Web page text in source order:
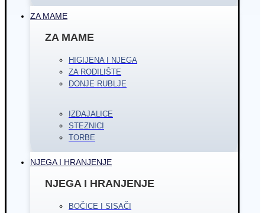
ZA MAME
ZA MAME
HIGIJENA I NJEGA
ZA RODILIŠTE
DONJE RUBLJE
IZDAJALICE
STEZNICI
TORBE
NJEGA I HRANJENJE
NJEGA I HRANJENJE
BOČICE I SISAČI